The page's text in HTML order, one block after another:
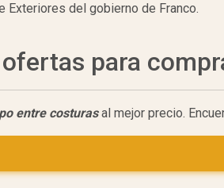
Exteriores del gobierno de Franco.
para
entre costurasal mejor precio.